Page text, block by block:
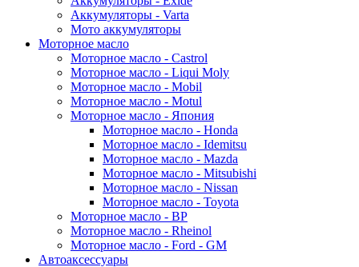
Аккумуляторы - Varta
Мото аккумуляторы
Моторное масло
Моторное масло - Castrol
Моторное масло - Liqui Moly
Моторное масло - Mobil
Моторное масло - Motul
Моторное масло - Япония
Моторное масло - Honda
Моторное масло - Idemitsu
Моторное масло - Mazda
Моторное масло - Mitsubishi
Моторное масло - Nissan
Моторное масло - Toyota
Моторное масло - BP
Моторное масло - Rheinol
Моторное масло - Ford - GM
Автоаксессуары